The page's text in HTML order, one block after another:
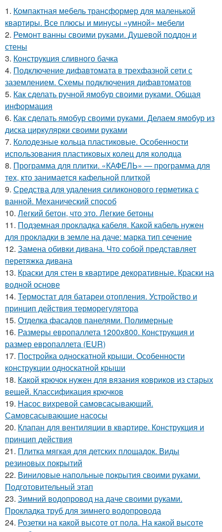
1. Компактная мебель трансформер для маленькой
квартиры. Все плюсы и минусы «умной» мебели
2. Ремонт ванны своими руками. Душевой поддон и
стены
3. Конструкция сливного бачка
4. Подключение дифавтомата в трехфазной сети с
заземлением. Схемы подключения дифавтоматов
5. Как сделать ручной ямобур своими руками. Общая
информация
6. Как сделать ямобур своими руками. Делаем ямобур из
диска циркулярки своими руками
7. Колодезные кольца пластиковые. Особенности
использования пластиковых колец для колодца
8. Программа для плитки. «КАФЕЛЬ» — программа для
тех, кто занимается кафельной плиткой
9. Средства для удаления силиконового герметика с
ванной. Механический способ
10. Легкий бетон, что это. Легкие бетоны
11. Подземная прокладка кабеля. Какой кабель нужен
для прокладки в земле на даче: марка тип сечение
12. Замена обивки дивана. Что собой представляет
перетяжка дивана
13. Краски для стен в квартире декоративные. Краски на
водной основе
14. Термостат для батареи отопления. Устройство и
принцип действия терморегулятора
15. Отделка фасадов панелями. Полимерные
16. Размеры европаллета 1200х800. Конструкция и
размер европаллета (EUR)
17. Постройка односкатной крыши. Особенности
конструкции односкатной крыши
18. Какой крючок нужен для вязания ковриков из старых
вещей. Классификация крючков
19. Насос вихревой самовсасывающий.
Самовсасывающие насосы
20. Клапан для вентиляции в квартире. Конструкция и
принцип действия
21. Плитка мягкая для детских площадок. Виды
резиновых покрытий
22. Виниловые напольные покрытия своими руками.
Подготовительный этап
23. Зимний водопровод на даче своими руками.
Прокладка труб для зимнего водопровода
24. Розетки на какой высоте от пола. На какой высоте